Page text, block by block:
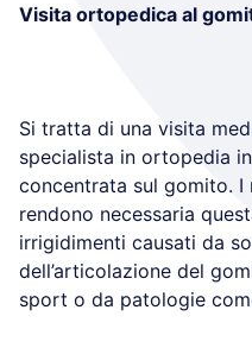
Visita ortopedica al
Si tratta di una visita
specialista in ortopedia
concentrata sul gomito.
rendono necessaria
irrigidimenti causati da
dell’articolazione del
sport o da patologie